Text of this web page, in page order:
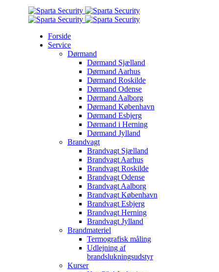
Forside
Service
Dørmand
Dørmand Sjælland
Dørmand Aarhus
Dørmand Roskilde
Dørmand Odense
Dørmand Aalborg
Dørmand København
Dørmand Esbjerg
Dørmand i Herning
Dørmand Jylland
Brandvagt
Brandvagt Sjælland
Brandvagt Aarhus
Brandvagt Roskilde
Brandvagt Odense
Brandvagt Aalborg
Brandvagt København
Brandvagt Esbjerg
Brandvagt Herning
Brandvagt Jylland
Brandmateriel
Termografisk måling
Udlejning af
brandslukningsudstyr
Kurser